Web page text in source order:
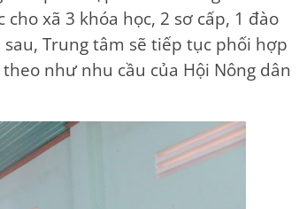
xã 3 khóa học, 2 sơ cấp, 1 đào
Trung tâm sẽ tiếp tục phối hợp
như nhu cầu của Hội Nông dân